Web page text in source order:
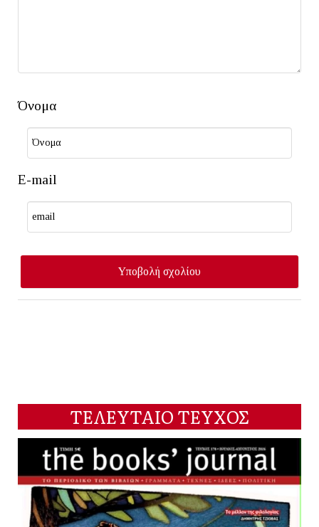
Όνομα
E-mail
ΤΕΛΕΥΤΑΙΟ ΤΕΥΧΟΣ